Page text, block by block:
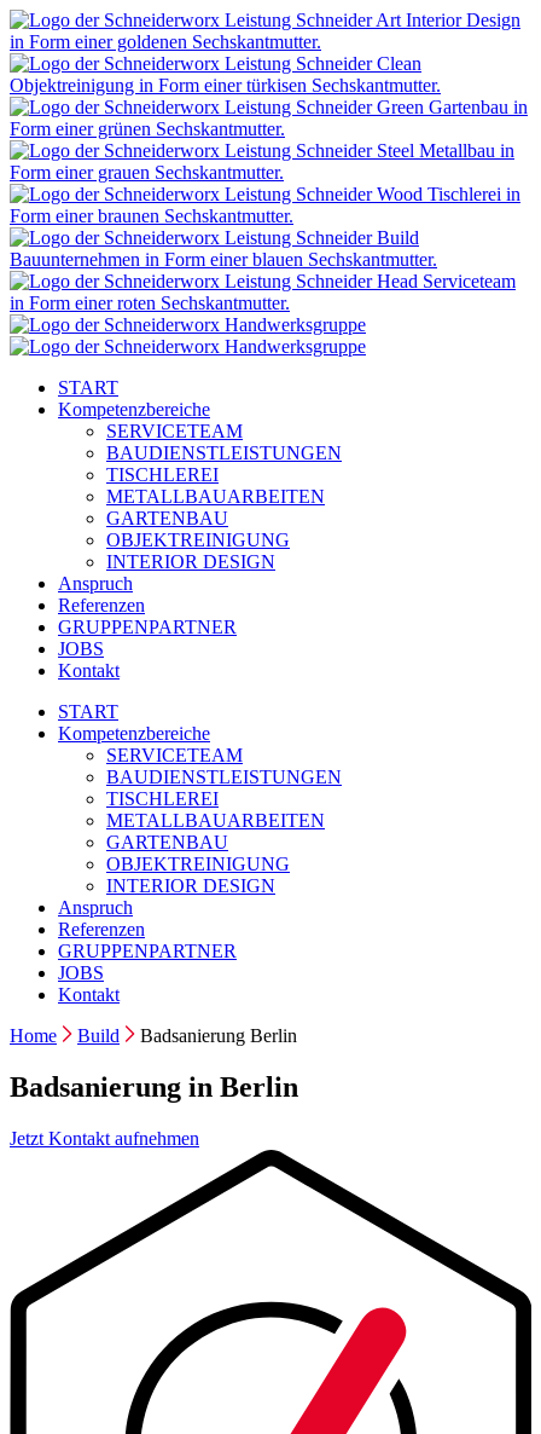
START
Kompetenzbereiche
SERVICETEAM
BAUDIENSTLEISTUNGEN
TISCHLEREI
METALLBAUARBEITEN
GARTENBAU
OBJEKTREINIGUNG
INTERIOR DESIGN
Anspruch
Referenzen
GRUPPENPARTNER
JOBS
Kontakt
START
Kompetenzbereiche
SERVICETEAM
BAUDIENSTLEISTUNGEN
TISCHLEREI
METALLBAUARBEITEN
GARTENBAU
OBJEKTREINIGUNG
INTERIOR DESIGN
Anspruch
Referenzen
GRUPPENPARTNER
JOBS
Kontakt
Home
Build Badsanierung Berlin
Badsanierung in Berlin
Jetzt Kontakt aufnehmen